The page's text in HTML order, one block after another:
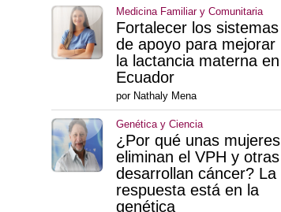
Medicina Familiar y Comunitaria
Fortalecer los sistemas
de apoyo para mejorar
la lactancia materna en
Ecuador
por Nathaly Mena
Genética y Ciencia
¿Por qué unas mujeres
eliminan el VPH y otras
desarrollan cáncer? La
respuesta está en la
genética